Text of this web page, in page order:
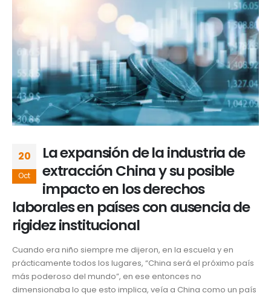
20
Oct
La expansión de la industria de
extracción China y su posible
impacto en los derechos
laborales en países con ausencia de
rigidez institucional
Cuando era niño siempre me dijeron, en la escuela y en
prácticamente todos los lugares, “China será el próximo país
más poderoso del mundo”, en ese entonces no
dimensionaba lo que esto implica, veía a China como un país